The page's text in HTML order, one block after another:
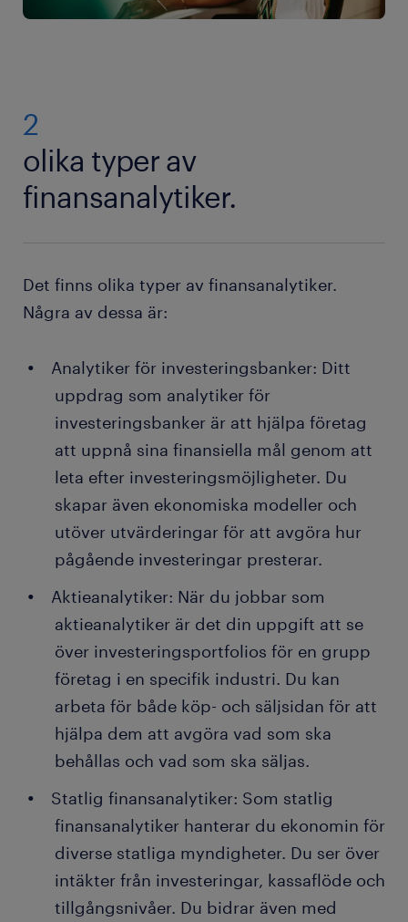
2
olika typer av
finansanalytiker.
Det finns olika typer av finansanalytiker.
Några av dessa är:
Analytiker för investeringsbanker: Ditt
uppdrag som analytiker för
investeringsbanker är att hjälpa företag
att uppnå sina finansiella mål genom att
leta efter investeringsmöjligheter. Du
skapar även ekonomiska modeller och
utöver utvärderingar för att avgöra hur
pågående investeringar presterar.
Aktieanalytiker: När du jobbar som
aktieanalytiker är det din uppgift att se
över investeringsportfolios för en grupp
företag i en specifik industri. Du kan
arbeta för både köp- och säljsidan för att
hjälpa dem att avgöra vad som ska
behållas och vad som ska säljas.
Statlig finansanalytiker: Som statlig
finansanalytiker hanterar du ekonomin för
diverse statliga myndigheter. Du ser över
intäkter från investeringar, kassaflöde och
tillgångsnivåer. Du bidrar även med